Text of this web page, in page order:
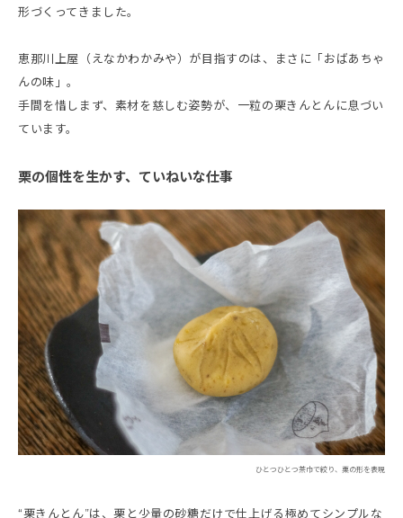
形づくってきました。
恵那川上屋（えなかわかみや）が目指すのは、まさに「おばあちゃ
んの味」。
手間を惜しまず、素材を慈しむ姿勢が、一粒の栗きんとんに息づい
ています。
栗の個性を生かす、ていねいな仕事
ひとつひとつ茶巾で絞り、栗の形を表現
“栗きんとん”は、栗と少量の砂糖だけで仕上げる極めてシンプルな